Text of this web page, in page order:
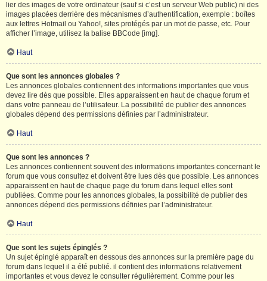
lier des images de votre ordinateur (sauf si c’est un serveur Web public) ni des
images placées derrière des mécanismes d’authentification, exemple : boîtes
aux lettres Hotmail ou Yahoo!, sites protégés par un mot de passe, etc. Pour
afficher l’image, utilisez la balise BBCode [img].
Haut
Que sont les annonces globales ?
Les annonces globales contiennent des informations importantes que vous
devez lire dès que possible. Elles apparaissent en haut de chaque forum et
dans votre panneau de l’utilisateur. La possibilité de publier des annonces
globales dépend des permissions définies par l’administrateur.
Haut
Que sont les annonces ?
Les annonces contiennent souvent des informations importantes concernant le
forum que vous consultez et doivent être lues dès que possible. Les annonces
apparaissent en haut de chaque page du forum dans lequel elles sont
publiées. Comme pour les annonces globales, la possibilité de publier des
annonces dépend des permissions définies par l’administrateur.
Haut
Que sont les sujets épinglés ?
Un sujet épinglé apparaît en dessous des annonces sur la première page du
forum dans lequel il a été publié. il contient des informations relativement
importantes et vous devez le consulter régulièrement. Comme pour les